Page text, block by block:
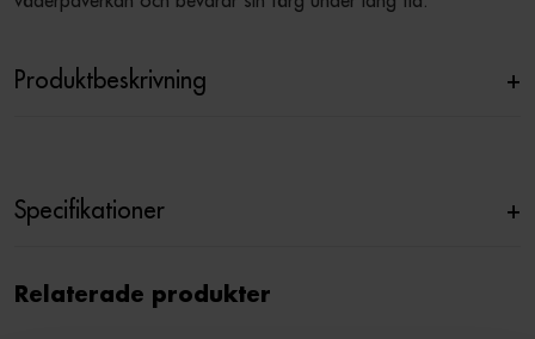
Produktbeskrivning +
Specifikationer +
Relaterade produkter